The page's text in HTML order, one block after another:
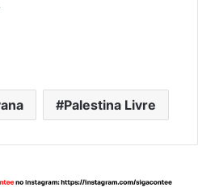
Palestina Livre